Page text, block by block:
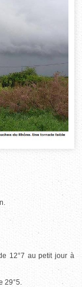
12°7 au petit jour à
29°5.